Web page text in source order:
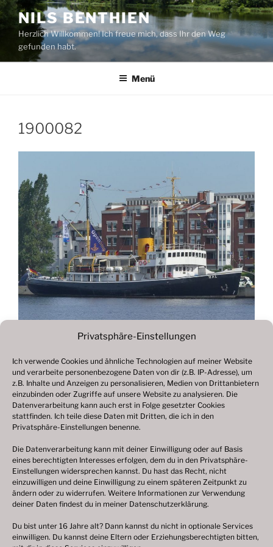
Privatsphäre-Einstellungen
Ich verwende Cookies und ähnliche Technologien auf meiner Website
und verarbeite personenbezogene Daten von dir (z.B. IP-Adresse), um
z.B. Inhalte und Anzeigen zu personalisieren, Medien von Drittanbietern
einzubinden oder Zugriffe auf unsere Website zu analysieren. Die
Datenverarbeitung kann auch erst in Folge gesetzter Cookies
stattfinden. Ich teile diese Daten mit Dritten, die ich in den
Privatsphäre-Einstellungen benenne.
Die Datenverarbeitung kann mit deiner Einwilligung oder auf Basis
eines berechtigten Interesses erfolgen, dem du in den Privatsphäre-
Einstellungen widersprechen kannst. Du hast das Recht, nicht
einzuwilligen und deine Einwilligung zu einem späteren Zeitpunkt zu
ändern oder zu widerrufen. Weitere Informationen zur Verwendung
deiner Daten findest du in meiner Datenschutzerklärung.
Du bist unter 16 Jahre alt? Dann kannst du nicht in optionale Services
einwilligen. Du kannst deine Eltern oder Erziehungsberechtigten bitten,
Zum
Inhalt
springen
NILS BENTHIEN
Herzlich Willkommen! Ich freue mich, dass Ihr den Weg
gefunden habt.
Menü
1900082
Beitragsnavigation
Vorheriger
Beitrag
Fotogalerie 2019
© 2003 – 2025 nilsbenthien.de,Datenschutzerklärung
|Cookie-Richtlinie EU|Impressum